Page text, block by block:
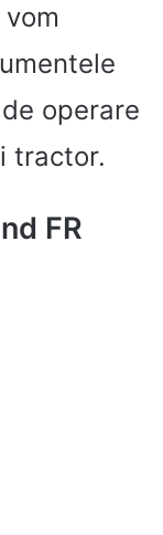
operare
tractor.
FR